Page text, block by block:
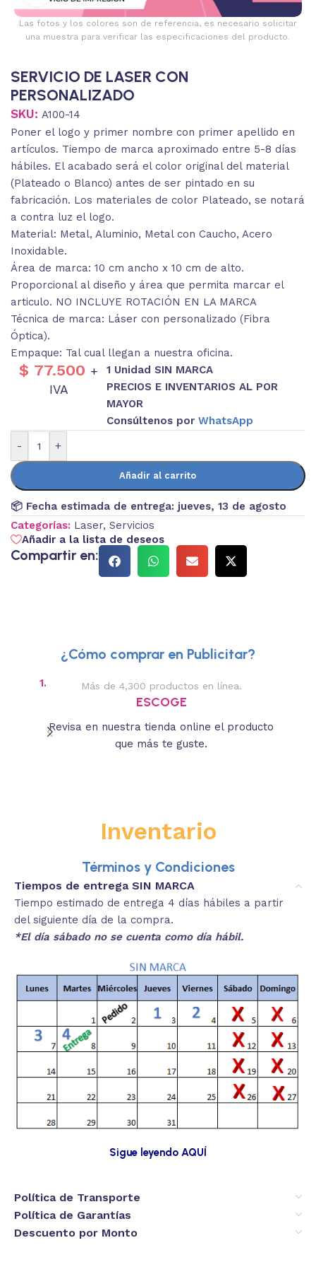
Las fotos y los colores son de referencia, es necesario solicitar
una muestra para verificar las especificaciones del producto.
SERVICIO DE LASER CON
PERSONALIZADO
SKU: A100-14
Poner el logo y primer nombre con primer apellido en
artículos. Tiempo de marca aproximado entre 5-8 días
hábiles. El acabado será el color original del material
(Plateado o Blanco) antes de ser pintado en su
fabricación. Los materiales de color Plateado, se notará
a contra luz el logo.
Material: Metal, Aluminio, Metal con Caucho, Acero
Inoxidable.
Área de marca: 10 cm ancho x 10 cm de alto.
Proporcional al diseño y área que permita marcar el
articulo. NO INCLUYE ROTACIÓN EN LA MARCA
Técnica de marca: Láser con personalizado (Fibra
Óptica).
Empaque: Tal cual llegan a nuestra oficina.
$ 77.500 +
IVA
1 Unidad SIN MARCA
PRECIOS E INVENTARIOS AL POR
MAYOR
Consúltenos porWhatsApp
-
+
Añadir al carrito
📦 Fecha estimada de entrega: jueves, 13 de agosto
Categorías: Laser, Servicios
Añadir a la lista de deseos
Compartir en:
¿Cómo comprar en Publicitar?
1. Más de 4,300 productos en línea.
ESCOGE
Revisa en nuestra tienda online el producto
que más te guste.
Inventario
Términos y Condiciones
Tiempos de entrega SIN MARCA
Tiempo estimado de entrega 4 días hábiles a partir
del siguiente día de la compra.
*El día sábado no se cuenta como día hábil.
Sigue leyendo AQUÍ
Política de Transporte
Política de Garantías
Descuento por Monto